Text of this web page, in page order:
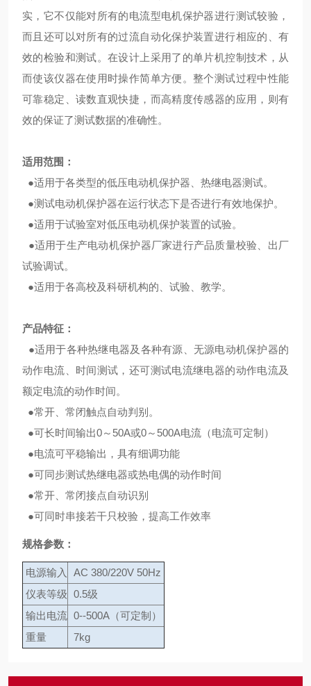
实，它不仅能对所有的电流型电机保护器进行测试较验，
而且还可以对所有的过流自动化保护装置进行相应的、有
效的检验和测试。在设计上采用了的单片机控制技术，从
而使该仪器在使用时操作简单方便。整个测试过程中性能
可靠稳定、读数直观快捷，而高精度传感器的应用，则有
效的保证了测试数据的准确性。
适用范围：
●适用于各类型的低压电动机保护器、热继电器测试。
●测试电动机保护器在运行状态下是否进行有效地保护。
●适用于试验室对低压电动机保护装置的试验。
●适用于生产电动机保护器厂家进行产品质量校验、出厂
试验调试。
●适用于各高校及科研机构的、试验、教学。
产品特征：
●适用于各种热继电器及各种有源、无源电动机保护器的
动作电流、时间测试，还可测试电流继电器的动作电流及
额定电流的动作时间。
●常开、常闭触点自动判别。
●可长时间输出0～50A或0～500A电流（电流可定制）
●电流可平稳输出，具有细调功能
●可同步测试热继电器或热电偶的动作时间
●常开、常闭接点自动识别
●可同时串接若干只校验，提高工作效率
规格参数：
电源输入
AC 380/220V 50Hz
仪表等级 0.5级
输出电流 0--500A（可定制）
重量
7kg